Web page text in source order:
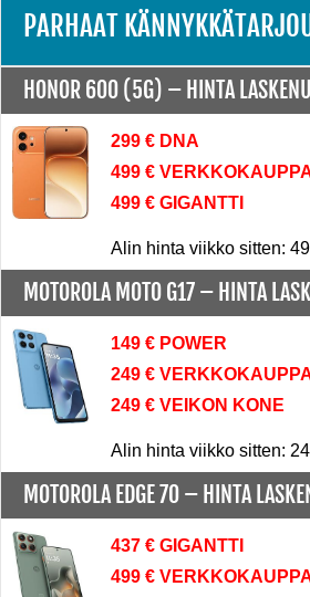
PARHAAT
HONOR 600 (5G) – HINTA
299 € DNA
499 €
499 € GIGANTTI
Alin hinta viikko sitten:
MOTOROLA MOTO G17 – HINTA
149 € POWER
249 €
249 € VEIKON KONE
Alin hinta viikko sitten:
MOTOROLA EDGE 70 – HINTA
437 € GIGANTTI
499 €